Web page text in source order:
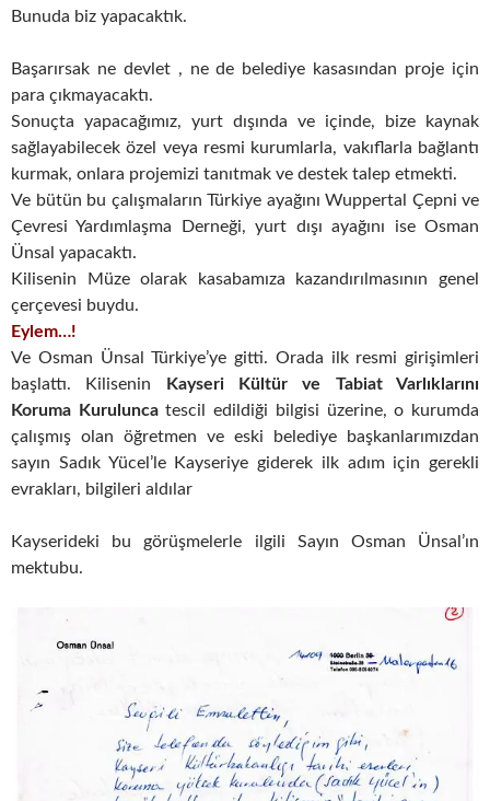
Bunuda biz yapacaktık.
Başarırsak ne devlet , ne de belediye kasasından proje için
para çıkmayacaktı.
Sonuçta yapacağımız, yurt dışında ve içinde, bize kaynak
sağlayabilecek özel veya resmi kurumlarla, vakıflarla bağlantı
kurmak, onlara projemizi tanıtmak ve destek talep etmekti.
Ve bütün bu çalışmaların Türkiye ayağını Wuppertal Çepni ve
Çevresi Yardımlaşma Derneği, yurt dışı ayağını ise Osman
Ünsal yapacaktı.
Kilisenin Müze olarak kasabamıza kazandırılmasının genel
çerçevesi buydu.
Eylem…!
Ve Osman Ünsal Türkiye’ye gitti. Orada ilk resmi girişimleri
başlattı. Kilisenin Kayseri Kültür ve Tabiat Varlıklarını
Koruma Kuruluncatescil edildiği bilgisi üzerine, o kurumda
çalışmış olan öğretmen ve eski belediye başkanlarımızdan
sayın Sadık Yücel’le Kayseriye giderek ilk adım için gerekli
evrakları, bilgileri aldılar
Kayserideki bu görüşmelerle ilgili Sayın Osman Ünsal’ın
mektubu.